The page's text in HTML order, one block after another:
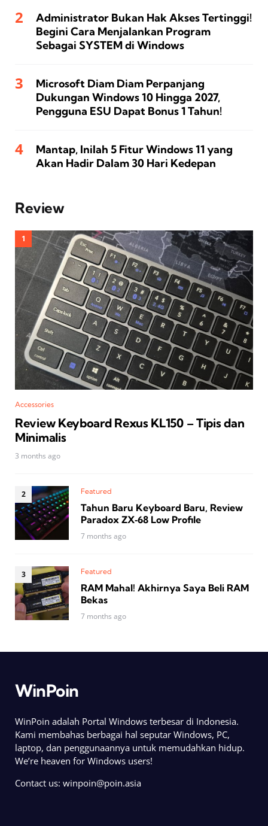
Administrator Bukan Hak Akses Tertinggi!
Begini Cara Menjalankan Program
Sebagai SYSTEM di Windows
Microsoft Diam Diam Perpanjang
Dukungan Windows 10 Hingga 2027,
Pengguna ESU Dapat Bonus 1 Tahun!
Mantap, Inilah 5 Fitur Windows 11 yang
Akan Hadir Dalam 30 Hari Kedepan
Review
Accessories
Review Keyboard Rexus KL150 – Tipis dan
Minimalis
3 months ago
Featured
Tahun Baru Keyboard Baru, Review
Paradox ZX‑68 Low Profile
7 months ago
Featured
RAM Mahal! Akhirnya Saya Beli RAM
Bekas
7 months ago
WinPoin
WinPoin adalah Portal Windows terbesar di Indonesia.
Kami membahas berbagai hal seputar Windows, PC,
laptop, dan penggunaannya untuk memudahkan hidup.
We’re heaven for Windows users!
Contact us: winpoin@poin.asia